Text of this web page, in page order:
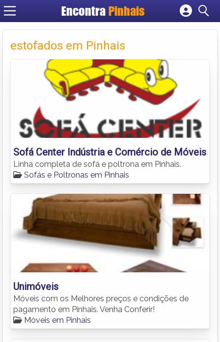
Encontra Pinhais
Cadastrar empresa
Criar conta
estofados em Pinhais
Sofá Center Indústria e Comércio de Móveis
Linha completa de sofá e poltrona em Pinhais.
Sofás e Poltronas em Pinhais
Unimóveis
Móveis com os Melhores preços e condições de
pagamento em Pinhais. Venha Conferir!
Móveis em Pinhais